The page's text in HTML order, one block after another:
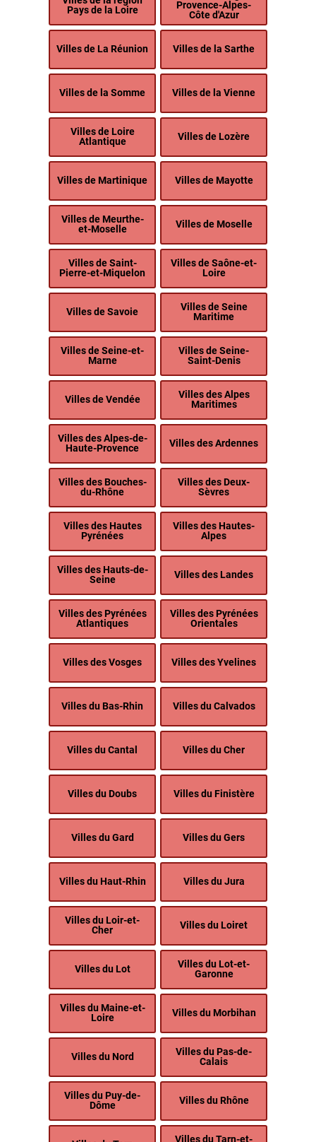
Pays de la Loire
Provence-Alpes-
Côte d'Azur
Villes de La Réunion Villes de la Sarthe
Villes de la Somme Villes de la Vienne
Villes de Loire
Atlantique
Villes de Lozère
Villes de Martinique Villes de Mayotte
Villes de Meurthe-
et-Moselle
Villes de Moselle
Villes de Saint-
Pierre-et-Miquelon
Villes de Saône-et-
Loire
Villes de Savoie
Villes de Seine
Maritime
Villes de Seine-et-
Marne
Villes de Seine-
Saint-Denis
Villes de Vendée
Villes des Alpes
Maritimes
Villes des Alpes-de-
Haute-Provence
Villes des Ardennes
Villes des Bouches-
du-Rhône
Villes des Deux-
Sèvres
Villes des Hautes
Pyrénées
Villes des Hautes-
Alpes
Villes des Hauts-de-
Seine
Villes des Landes
Villes des Pyrénées
Atlantiques
Villes des Pyrénées
Orientales
Villes des Vosges Villes des Yvelines
Villes du Bas-Rhin Villes du Calvados
Villes du Cantal Villes du Cher
Villes du Doubs Villes du Finistère
Villes du Gard Villes du Gers
Villes du Haut-Rhin Villes du Jura
Villes du Loir-et-
Cher
Villes du Loiret
Villes du Lot
Villes du Lot-et-
Garonne
Villes du Maine-et-
Loire
Villes du Morbihan
Villes du Nord
Villes du Pas-de-
Calais
Villes du Puy-de-
Dôme
Villes du Rhône
Villes du Tarn-et-